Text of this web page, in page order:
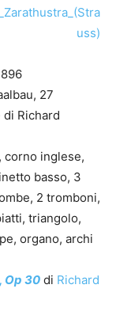
uss)
27
Richard
corno inglese,
basso, 3
2 tromboni,
triangolo,
organo, archi
Op 30 di Richard